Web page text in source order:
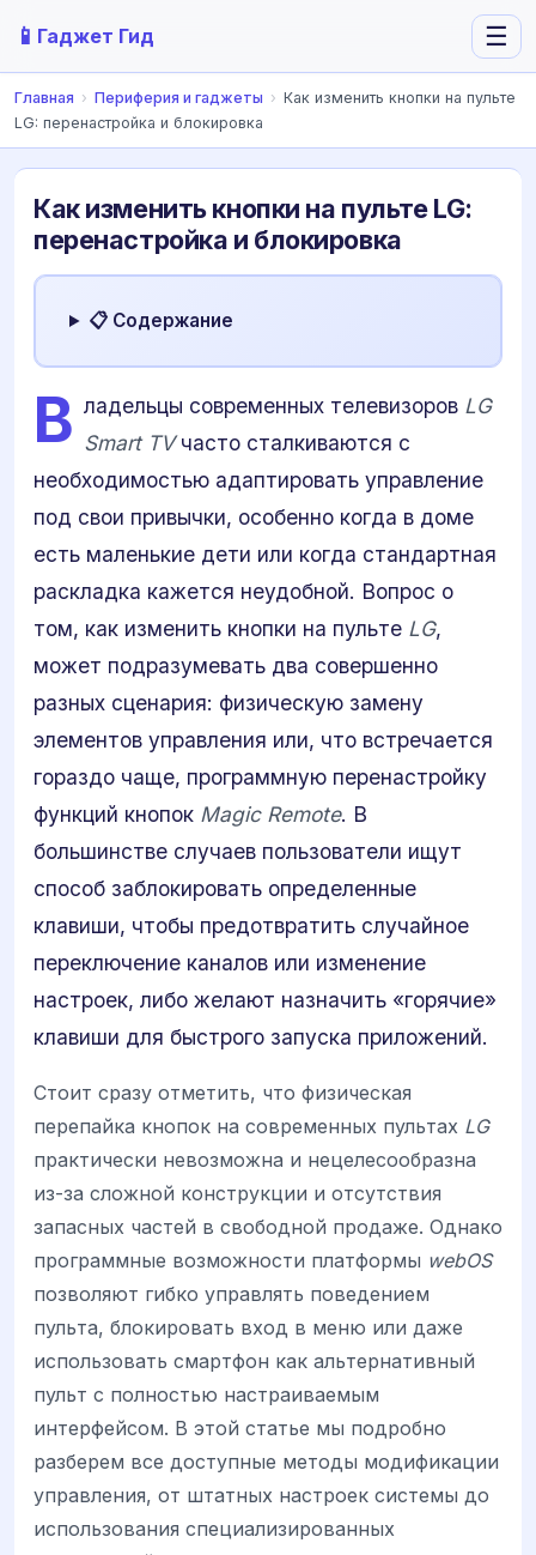
📱 Гаджет Гид ☰
Главная › Периферия и гаджеты › Как изменить кнопки на пульте
LG: перенастройка и блокировка
Как изменить кнопки на пульте LG:
перенастройка и блокировка
📋 Содержание
В ладельцы современных телевизоров LG
Smart TVчасто сталкиваются с
необходимостью адаптировать управление
под свои привычки, особенно когда в доме
есть маленькие дети или когда стандартная
раскладка кажется неудобной. Вопрос о
том, как изменить кнопки на пульте LG,
может подразумевать два совершенно
разных сценария: физическую замену
элементов управления или, что встречается
гораздо чаще, программную перенастройку
функций кнопок Magic Remote. В
большинстве случаев пользователи ищут
способ заблокировать определенные
клавиши, чтобы предотвратить случайное
переключение каналов или изменение
настроек, либо желают назначить «горячие»
клавиши для быстрого запуска приложений.
Стоит сразу отметить, что физическая
перепайка кнопок на современных пультах LG
практически невозможна и нецелесообразна
из-за сложной конструкции и отсутствия
запасных частей в свободной продаже. Однако
программные возможности платформы webOS
позволяют гибко управлять поведением
пульта, блокировать вход в меню или даже
использовать смартфон как альтернативный
пульт с полностью настраиваемым
интерфейсом. В этой статье мы подробно
разберем все доступные методы модификации
управления, от штатных настроек системы до
использования специализированных